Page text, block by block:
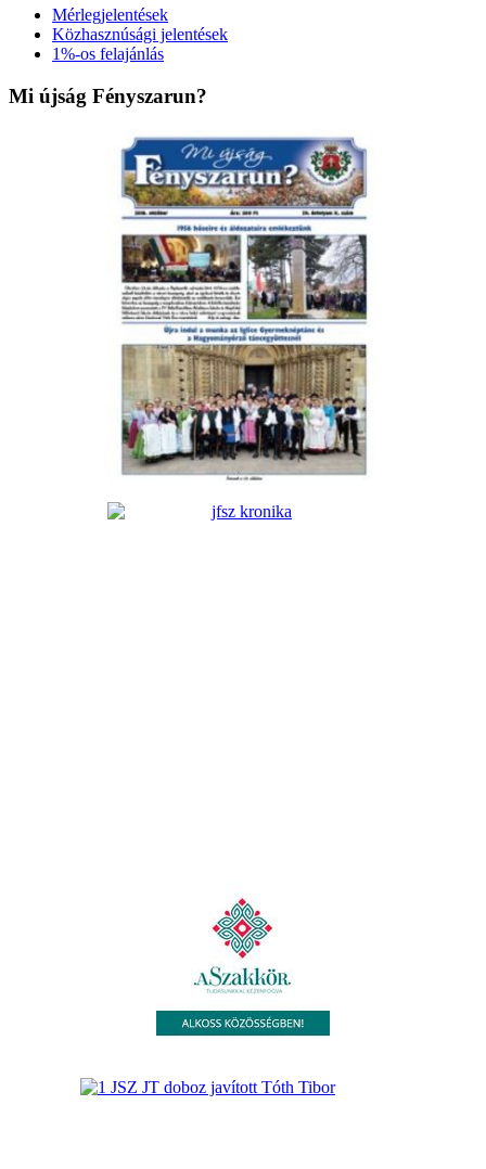
Mérlegjelentések
Közhasznúsági jelentések
1%-os felajánlás
Mi újság Fényszarun?